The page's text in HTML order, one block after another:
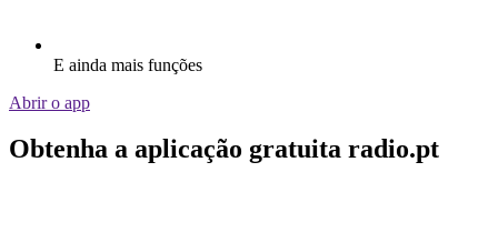
E ainda mais funções
Abrir o app
Obtenha a aplicação gratuita radio.pt